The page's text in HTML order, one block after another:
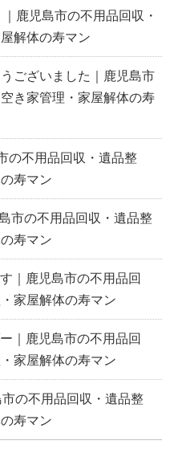
鹿児島市の不用品回収・
解体の寿マン
ございました｜鹿児島市
き家管理・家屋解体の寿
の不用品回収・遺品整
寿マン
の不用品回収・遺品整
寿マン
｜鹿児島市の不用品回
家屋解体の寿マン
｜鹿児島市の不用品回
家屋解体の寿マン
不用品回収・遺品整
寿マン